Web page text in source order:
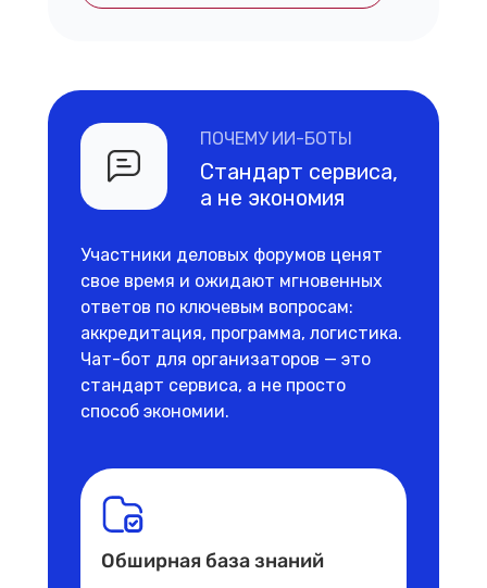
Участники деловых форумов ценят
свое время и ожидают мгновенных
ответов по ключевым вопросам:
аккредитация, программа, логистика.
Чат-бот для организаторов — это
стандарт сервиса, а не просто
способ экономии.
Стандарт сервиса,
а не экономия
ПОЧЕМУ ИИ-БОТЫ
Обширная база знаний